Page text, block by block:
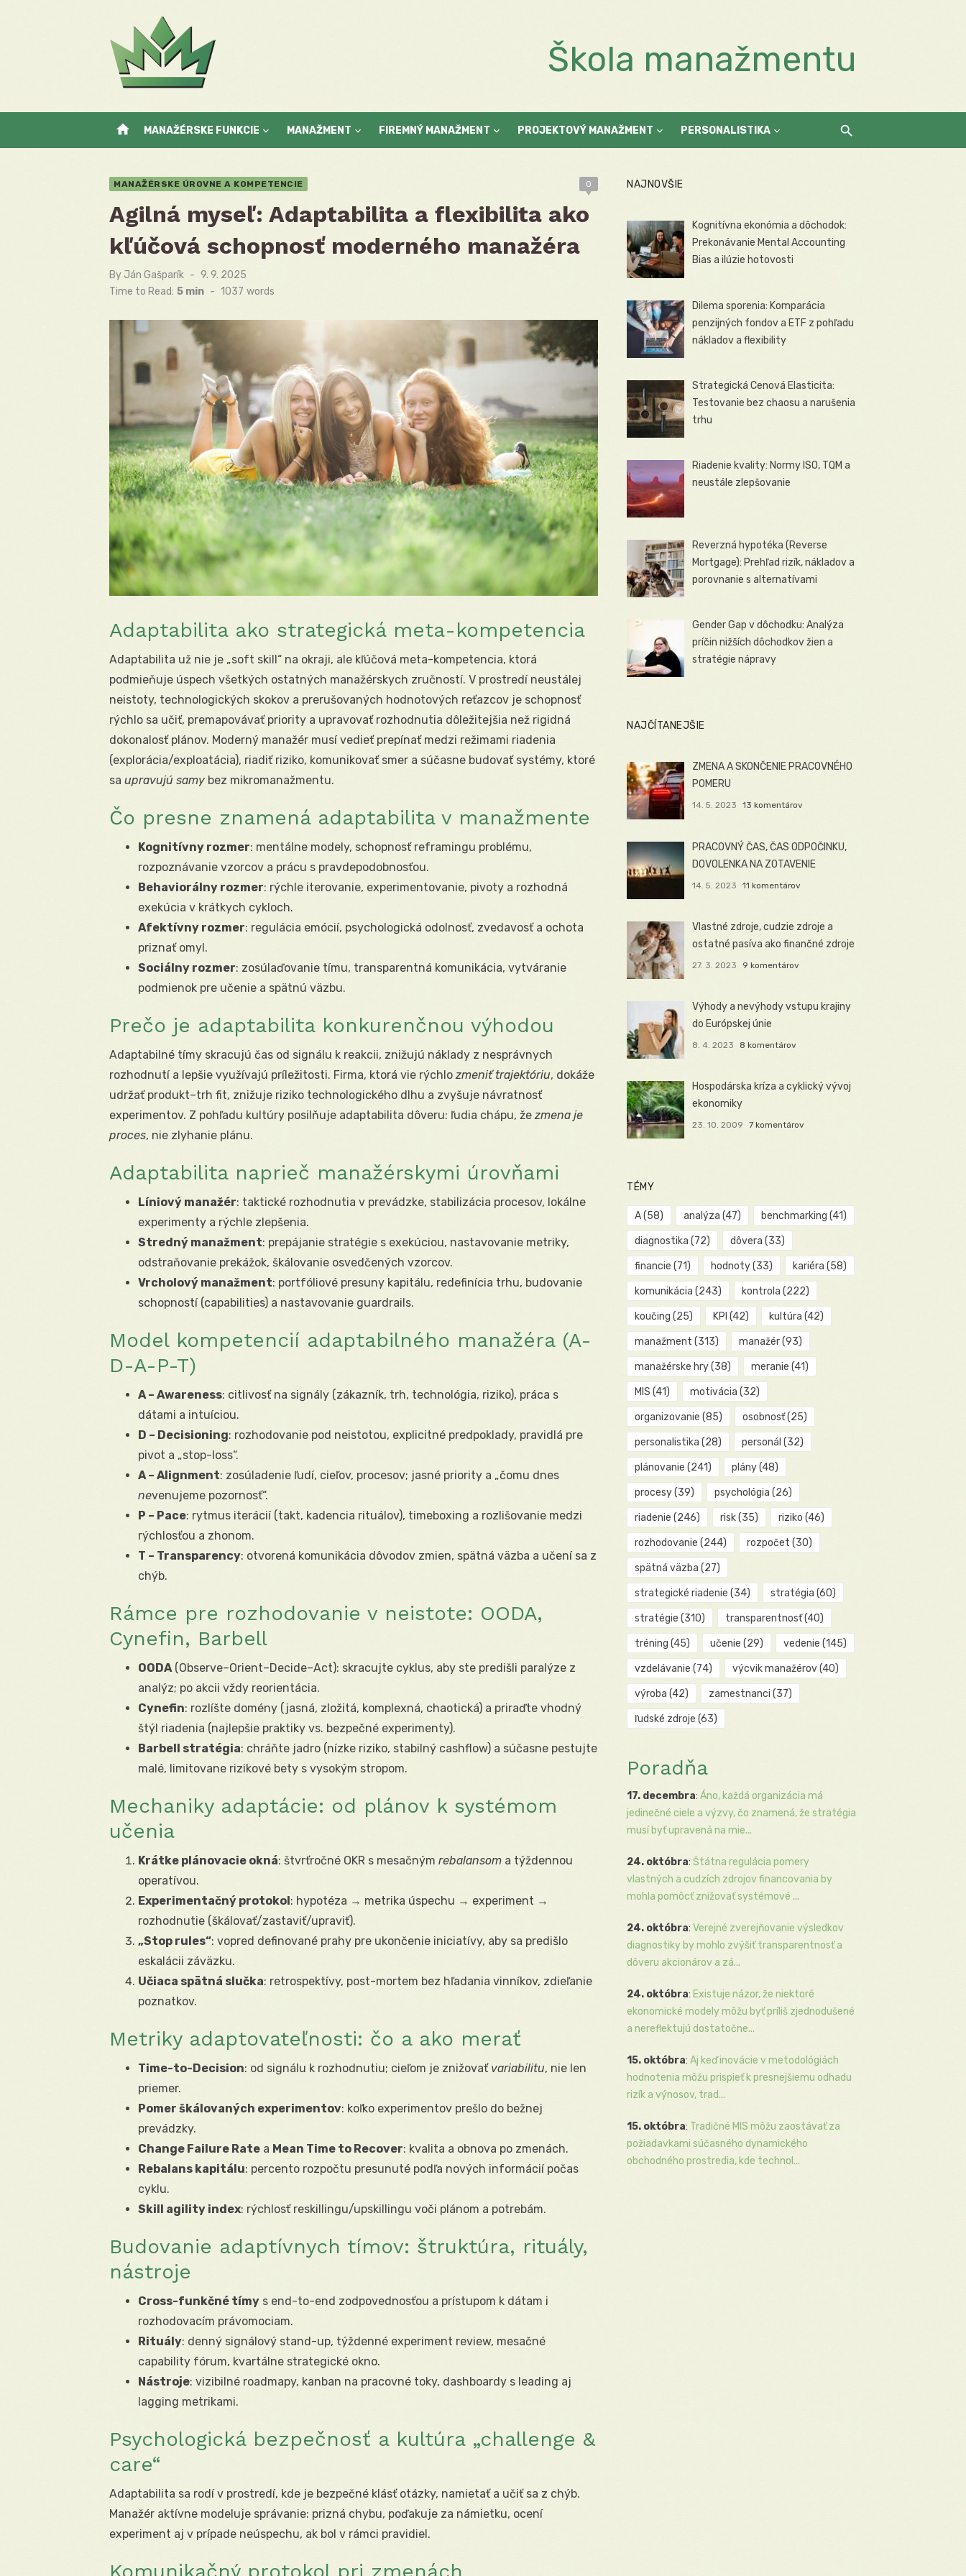
Škola manažmentu
home MANAŽÉRSKE FUNKCIE MANAŽMENT FIREMNÝ MANAŽMENT PROJEKTOVÝ MANAŽMENT PERSONALISTIKA
MANAŽÉRSKE ÚROVNE A KOMPETENCIE 0
Agilná myseľ: Adaptabilita a flexibilita ako
kľúčová schopnosť moderného manažéra
By Ján Gašparík
Posted
on
9. 9. 2025
Time to Read: 5 min - 1037 words
Adaptabilita ako strategická meta-kompetencia
Adaptabilita už nie je „soft skill“ na okraji, ale kľúčová meta-kompetencia, ktorá
podmieňuje úspech všetkých ostatných manažérskych zručností. V prostredí neustálej
neistoty, technologických skokov a prerušovaných hodnotových reťazcov je schopnosť
rýchlo sa učiť, premapovávať priority a upravovať rozhodnutia dôležitejšia než rigidná
dokonalosť plánov. Moderný manažér musí vedieť prepínať medzi režimami riadenia
(explorácia/exploatácia), riadiť riziko, komunikovať smer a súčasne budovať systémy, ktoré
sa upravujú samy bez mikromanažmentu.
Čo presne znamená adaptabilita v manažmente
Kognitívny rozmer: mentálne modely, schopnosť reframingu problému,
rozpoznávanie vzorcov a prácu s pravdepodobnosťou.
Behaviorálny rozmer: rýchle iterovanie, experimentovanie, pivoty a rozhodná
exekúcia v krátkych cykloch.
Afektívny rozmer: regulácia emócií, psychologická odolnosť, zvedavosť a ochota
priznať omyl.
Sociálny rozmer: zosúlaďovanie tímu, transparentná komunikácia, vytváranie
podmienok pre učenie a spätnú väzbu.
Prečo je adaptabilita konkurenčnou výhodou
Adaptabilné tímy skracujú čas od signálu k reakcii, znižujú náklady z nesprávnych
rozhodnutí a lepšie využívajú príležitosti. Firma, ktorá vie rýchlo zmeniť trajektóriu, dokáže
udržať produkt–trh fit, znižuje riziko technologického dlhu a zvyšuje návratnosť
experimentov. Z pohľadu kultúry posilňuje adaptabilita dôveru: ľudia chápu, že zmena je
proces, nie zlyhanie plánu.
Adaptabilita naprieč manažérskymi úrovňami
Líniový manažér: taktické rozhodnutia v prevádzke, stabilizácia procesov, lokálne
experimenty a rýchle zlepšenia.
Stredný manažment: prepájanie stratégie s exekúciou, nastavovanie metriky,
odstraňovanie prekážok, škálovanie osvedčených vzorcov.
Vrcholový manažment: portfóliové presuny kapitálu, redefinícia trhu, budovanie
schopností (capabilities) a nastavovanie guardrails.
Model kompetencií adaptabilného manažéra (A-
D-A-P-T)
A – Awareness: citlivosť na signály (zákazník, trh, technológia, riziko), práca s
dátami a intuíciou.
D – Decisioning: rozhodovanie pod neistotou, explicitné predpoklady, pravidlá pre
pivot a „stop-loss“.
A – Alignment: zosúladenie ľudí, cieľov, procesov; jasné priority a „čomu dnes
nevenujeme pozornosť“.
P – Pace: rytmus iterácií (takt, kadencia rituálov), timeboxing a rozlišovanie medzi
rýchlosťou a zhonom.
T – Transparency: otvorená komunikácia dôvodov zmien, spätná väzba a učení sa z
chýb.
Rámce pre rozhodovanie v neistote: OODA,
Cynefin, Barbell
OODA (Observe–Orient–Decide–Act): skracujte cyklus, aby ste predišli paralýze z
analýz; po akcii vždy reorientácia.
Cynefin: rozlíšte domény (jasná, zložitá, komplexná, chaotická) a priraďte vhodný
štýl riadenia (najlepšie praktiky vs. bezpečné experimenty).
Barbell stratégia: chráňte jadro (nízke riziko, stabilný cashflow) a súčasne pestujte
malé, limitovane rizikové bety s vysokým stropom.
Mechaniky adaptácie: od plánov k systémom
učenia
Krátke plánovacie okná: štvrťročné OKR s mesačným rebalansom a týždennou
operatívou.
Experimentačný protokol: hypotéza → metrika úspechu → experiment →
rozhodnutie (škálovať/zastaviť/upraviť).
„Stop rules“: vopred definované prahy pre ukončenie iniciatívy, aby sa predišlo
eskalácii záväzku.
Učiaca spätná slučka: retrospektívy, post-mortem bez hľadania vinníkov, zdieľanie
poznatkov.
Metriky adaptovateľnosti: čo a ako merať
Time-to-Decision: od signálu k rozhodnutiu; cieľom je znižovať variabilitu, nie len
priemer.
Pomer škálovaných experimentov: koľko experimentov prešlo do bežnej
prevádzky.
Change Failure Rate a Mean Time to Recover: kvalita a obnova po zmenách.
Rebalans kapitálu: percento rozpočtu presunuté podľa nových informácií počas
cyklu.
Skill agility index: rýchlosť reskillingu/upskillingu voči plánom a potrebám.
Budovanie adaptívnych tímov: štruktúra, rituály,
nástroje
Cross-funkčné tímy s end-to-end zodpovednosťou a prístupom k dátam i
rozhodovacím právomociam.
Rituály: denný signálový stand-up, týždenné experiment review, mesačné
capability fórum, kvartálne strategické okno.
Nástroje: vizibilné roadmapy, kanban na pracovné toky, dashboardy s leading aj
lagging metrikami.
Psychologická bezpečnosť a kultúra „challenge &
care“
Adaptabilita sa rodí v prostredí, kde je bezpečné klásť otázky, namietať a učiť sa z chýb.
Manažér aktívne modeluje správanie: prizná chybu, poďakuje za námietku, ocení
experiment aj v prípade neúspechu, ak bol v rámci pravidiel.
Komunikačný protokol pri zmenách
NAJNOVŠIE
Kognitívna ekonómia a dôchodok:
Prekonávanie Mental Accounting
Bias a ilúzie hotovosti
Dilema sporenia: Komparácia
penzijných fondov a ETF z pohľadu
nákladov a flexibility
Strategická Cenová Elasticita:
Testovanie bez chaosu a narušenia
trhu
Riadenie kvality: Normy ISO, TQM a
neustále zlepšovanie
Reverzná hypotéka (Reverse
Mortgage): Prehľad rizík, nákladov a
porovnanie s alternatívami
Gender Gap v dôchodku: Analýza
príčin nižších dôchodkov žien a
stratégie nápravy
NAJČÍTANEJŠIE
ZMENA A SKONČENIE PRACOVNÉHO
POMERU
14. 5. 2023 13 komentárov
PRACOVNÝ ČAS, ČAS ODPOČINKU,
DOVOLENKA NA ZOTAVENIE
14. 5. 2023 11 komentárov
Vlastné zdroje, cudzie zdroje a
ostatné pasíva ako finančné zdroje
27. 3. 2023 9 komentárov
Výhody a nevýhody vstupu krajiny
do Európskej únie
8. 4. 2023 8 komentárov
Hospodárska kríza a cyklický vývoj
ekonomiky
23. 10. 2009 7 komentárov
TÉMY
A(58) analýza (47) benchmarking (41)
diagnostika (72) dôvera (33)
financie (71) hodnoty(33) kariéra (58)
komunikácia (243) kontrola (222)
koučing (25) KPI (42) kultúra (42)
manažment (313) manažér(93)
manažérske hry(38) meranie (41)
MIS (41) motivácia (32)
organizovanie (85) osobnosť(25)
personalistika (28) personál (32)
plánovanie (241) plány(48)
procesy(39) psychológia (26)
riadenie (246) risk(35) riziko (46)
rozhodovanie (244) rozpočet (30)
spätná väzba (27)
strategické riadenie (34) stratégia (60)
stratégie (310) transparentnosť(40)
tréning (45) učenie (29) vedenie (145)
vzdelávanie (74) výcvik manažérov(40)
výroba (42) zamestnanci (37)
ľudské zdroje (63)
Poradňa
17. decembra: Áno, každá organizácia má
jedinečné ciele a výzvy, čo znamená, že stratégia
musí byť upravená na mie...
24. októbra: Štátna regulácia pomery
vlastných a cudzích zdrojov financovania by
mohla pomôcť znižovať systémové ...
24. októbra: Verejné zverejňovanie výsledkov
diagnostiky by mohlo zvýšiť transparentnosť a
dôveru akcionárov a zá...
24. októbra: Existuje názor, že niektoré
ekonomické modely môžu byť príliš zjednodušené
a nereflektujú dostatočne...
15. októbra: Aj keď inovácie v metodológiách
hodnotenia môžu prispieť k presnejšiemu odhadu
rizík a výnosov, trad...
15. októbra: Tradičné MIS môžu zaostávať za
požiadavkami súčasného dynamického
obchodného prostredia, kde technol...